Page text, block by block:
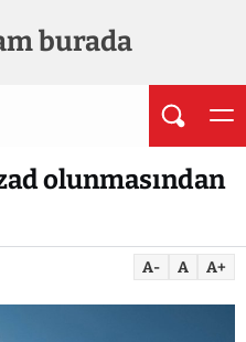
burada
olunmasından
A- A A+